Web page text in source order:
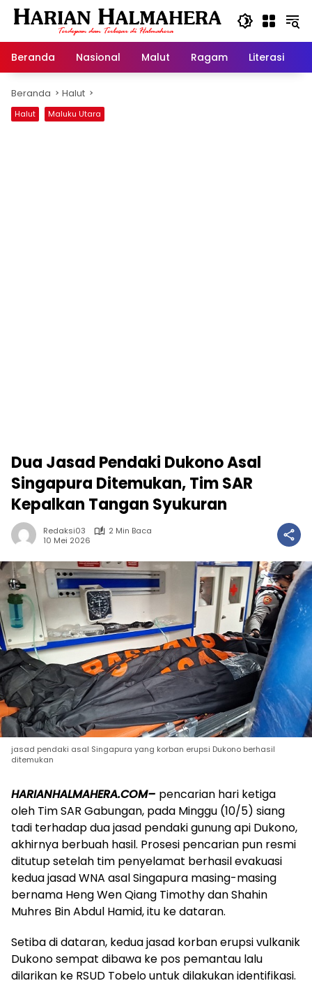
Langsung
Beranda
Nasional Malut Ragam Literasi
Beranda Halut
Halut Maluku Utara
Dua Jasad Pendaki Dukono Asal
Singapura Ditemukan, Tim SAR
Kepalkan Tangan Syukuran
Redaksi03
2 Min Baca
10 Mei 2026
jasad pendaki asal Singapura yang korban erupsi Dukono berhasil
ditemukan
HARIANHALMAHERA.COM– pencarian hari ketiga
oleh Tim SAR Gabungan, pada Minggu (10/5) siang
tadi terhadap dua jasad pendaki gunung api Dukono,
akhirnya berbuah hasil. Prosesi pencarian pun resmi
ditutup setelah tim penyelamat berhasil evakuasi
kedua jasad WNA asal Singapura masing-masing
bernama Heng Wen Qiang Timothy dan Shahin
Muhres Bin Abdul Hamid, itu ke dataran.
Setiba di dataran, kedua jasad korban erupsi vulkanik
Dukono sempat dibawa ke pos pemantau lalu
dilarikan ke RSUD Tobelo untuk dilakukan identifikasi.